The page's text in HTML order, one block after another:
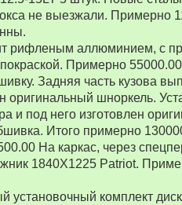
не выезжали. Примерно
рифленым аллюминием, с
Примерно
Задняя часть кузова
оригинальный шноркель.
и под него изготовлен
Итого примерно
На каркас, через
1840Х1225 Patriot.
установочный комплект